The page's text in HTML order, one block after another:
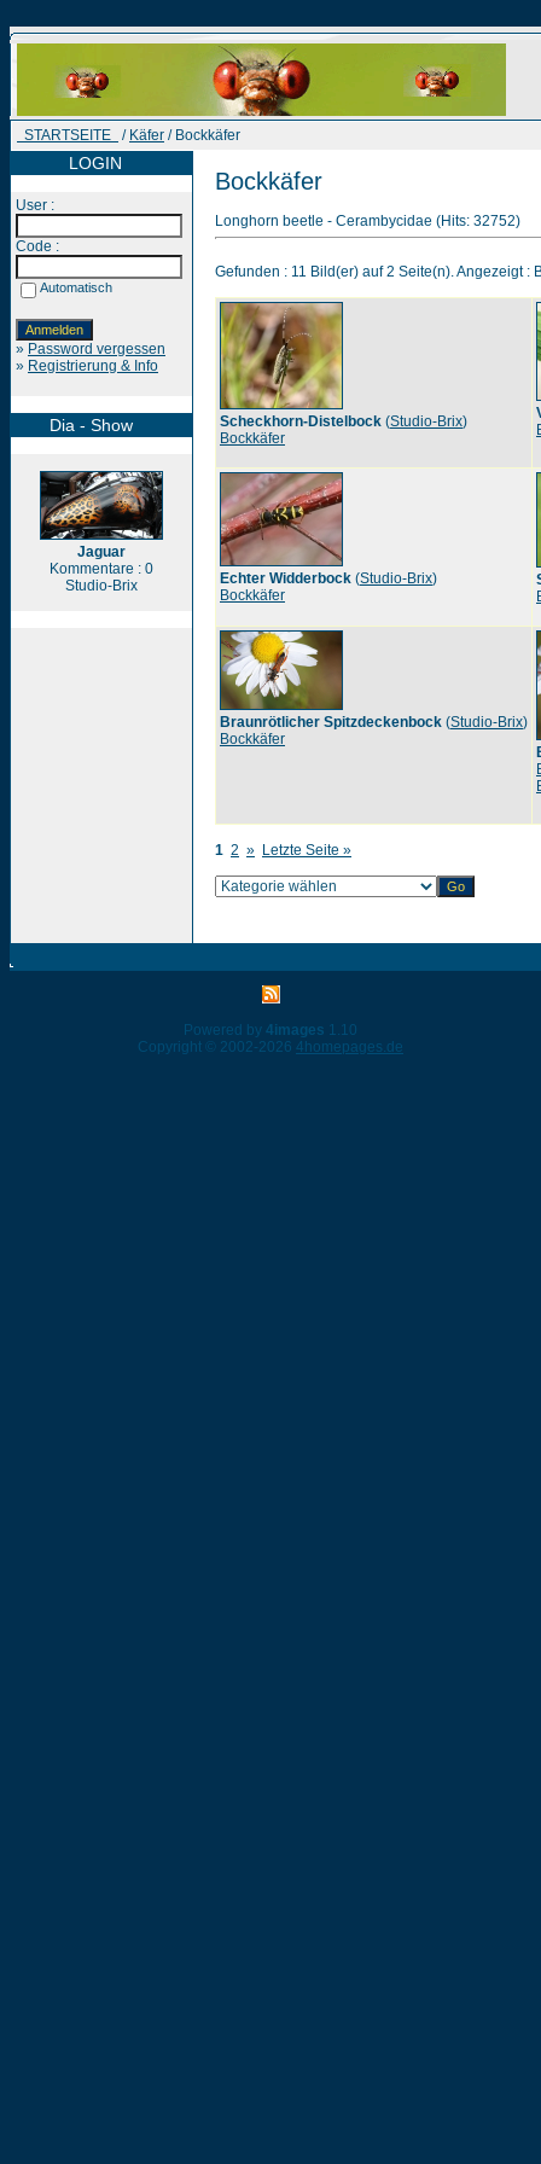
STARTSEITE / Käfer / Bockkäfer
LOGIN
User :
Code :
Automatisch
» Password vergessen
» Registrierung & Info
Dia - Show
Jaguar
Kommentare : 0
Studio-Brix
Bockkäfer
Longhorn beetle - Cerambycidae (Hits: 32752)
Gefunden : 11 Bild(er) auf 2 Seite(n). Angezeigt :
Scheckhorn-Distelbock (Studio-Brix)
Bockkäfer
Echter Widderbock (Studio-Brix)
Bockkäfer
Braunrötlicher Spitzdeckenbock (Studio-Brix)
Bockkäfer
1 2 » Letzte Seite »
Powered by 4images 1.10
Copyright © 2002-2026 4homepages.de